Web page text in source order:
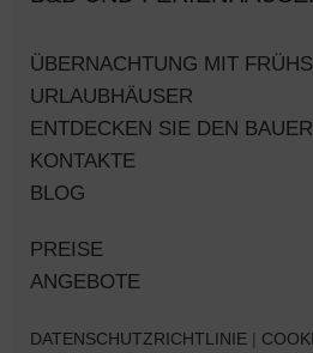
ÜBERNACHTUNG MIT
URLAUBHÄUSER
ENTDECKEN SIE DEN
KONTAKTE
BLOG
PREISE
ANGEBOTE
DATENSCHUTZRICHTLINIE